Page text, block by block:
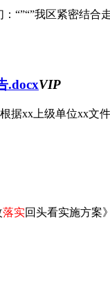
“”“”我区紧密结合
.docxVIP
据xx上级单位xx文
落实回头看实施方案